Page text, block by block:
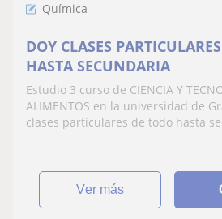
Química
DOY CLASES
HASTA SECUNDARIA
Estudio 3 curso de CIENCIA Y
ALIMENTOS en la universidad de
clases particulares de todo hasta
ver más